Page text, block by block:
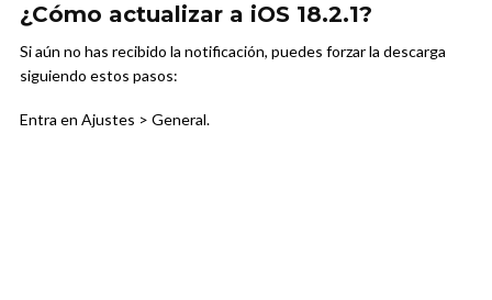
¿Cómo actualizar a iOS 18.2.1?
Si aún no has recibido la notificación, puedes forzar la descarga
siguiendo estos pasos:
Entra en Ajustes > General.